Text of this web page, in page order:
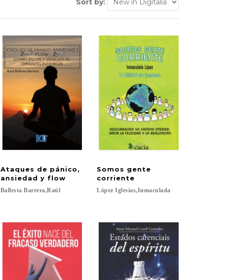
Sort by:
Ataques de pánico,
ansiedad y flow
Ballesta Barrera,Raúl
Somos gente
corriente
López Iglesias,Inmaculada